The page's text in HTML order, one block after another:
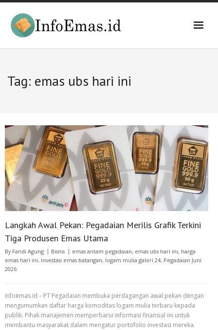
Skip
content
Tag: emas ubs hari ini
Langkah Awal Pekan: Pegadaian Merilis Grafik Terkini
Tiga Produsen Emas Utama
By Fandi Agung Bisnis emas antam pegadaian, emas ubs hari ini, harga
emas hari ini, investasi emas batangan, logam mulia galeri 24, Pegadaian Juni
2026
infoemas.id – PT Pegadaian membuka perdagangan awal pekan dengan
mengumumkan daftar harga komoditas logam mulia terbaru kepada
publik. Pihak manajemen memperbarui informasi finansial ini untuk
membantu masyarakat dalam mengatur portofolio investasi mereka.